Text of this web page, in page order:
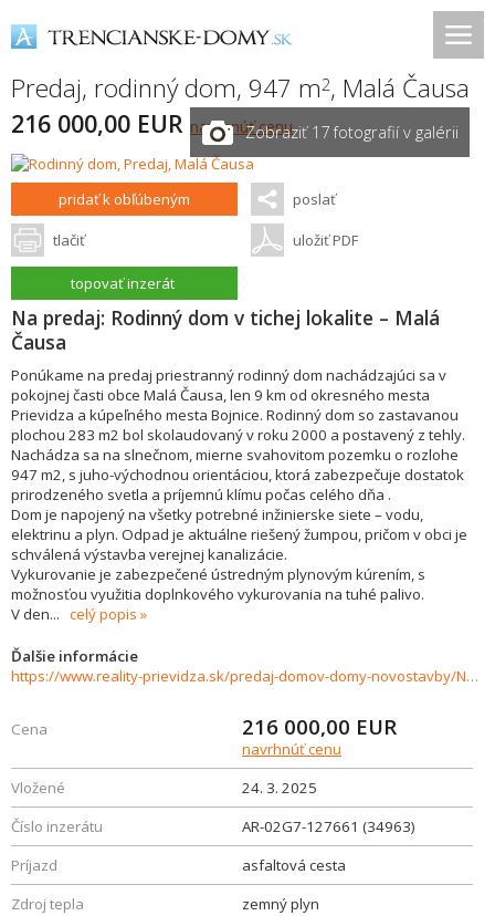
Predaj, rodinný dom, 947 m2, Malá Čausa
216 000,00 EUR navrhnúť cenuZobraziť 17 fotografií v galérii
pridať k obľúbeným poslať
tlačiť uložiť PDF
topovať inzerát
Na predaj: Rodinný dom v tichej lokalite – Malá
Čausa
Ponúkame na predaj priestranný rodinný dom nachádzajúci sa v
pokojnej časti obce Malá Čausa, len 9 km od okresného mesta
Prievidza a kúpeľného mesta Bojnice. Rodinný dom so zastavanou
plochou 283 m2 bol skolaudovaný v roku 2000 a postavený z tehly.
Nachádza sa na slnečnom, mierne svahovitom pozemku o rozlohe
947 m2, s juho-východnou orientáciou, ktorá zabezpečuje dostatok
prirodzeného svetla a príjemnú klímu počas celého dňa .
Dom je napojený na všetky potrebné inžinierske siete – vodu,
elektrinu a plyn. Odpad je aktuálne riešený žumpou, pričom v obci je
schválená výstavba verejnej kanalizácie.
Vykurovanie je zabezpečené ústredným plynovým kúrením, s
možnosťou využitia doplnkového vykurovania na tuhé palivo.
V den... celý popis
Ďalšie informácie
https://www.reality-prievidza.sk/predaj-domov-domy-novostavby/Na-predaj-Rodinny-dom-v-tichej-lokalite---Mala-Causa-34963/?utm_source=areality&utm_medium=xml&utm_term=34963&utm_content=dom&utm_campaign=portaly
Cena 216 000,00 EUR
navrhnúť cenu
Vložené
24. 3. 2025
Číslo inzerátu
AR-02G7-127661 (34963)
Príjazd
asfaltová cesta
Zdroj tepla
zemný plyn